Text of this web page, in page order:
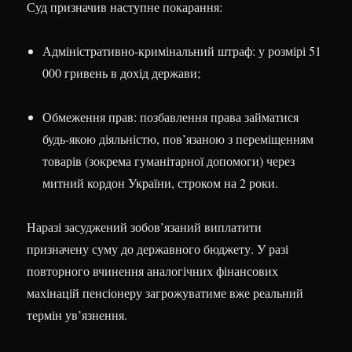
Суд призначив наступне покарання:
Адміністративно-кримінальний штраф: у розмірі 51
000 гривень в дохід держави;
Обмеження прав: позбавлення права займатися
будь-якою діяльністю, пов’язаною з переміщенням
товарів (зокрема гуманітарної допомоги) через
митний кордон України, строком на 2 роки.
Наразі засуджений зобов’язаний виплатити
призначену суму до державного бюджету. У разі
повторного вчинення аналогічних фінансових
махінацій пенсіонеру загрожуватиме вже реальний
термін ув’язнення.